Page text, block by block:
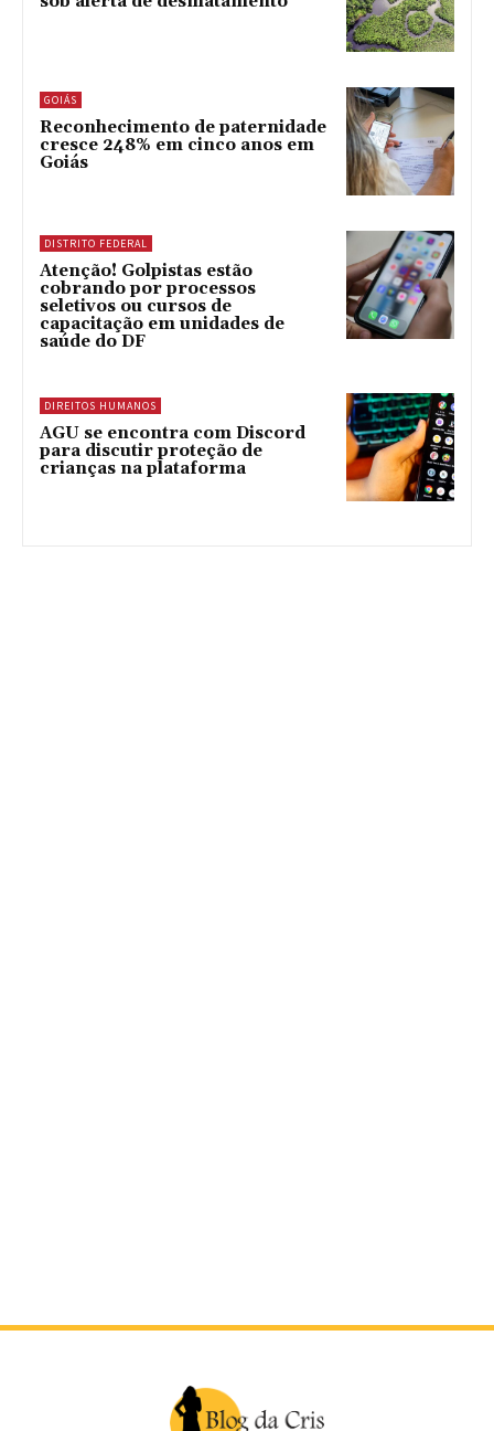
GOIÁS
Reconhecimento de paternidade
cresce 248% em cinco anos em
Goiás
DISTRITO FEDERAL
Atenção! Golpistas estão
cobrando por processos
seletivos ou cursos de
capacitação em unidades de
saúde do DF
DIREITOS HUMANOS
AGU se encontra com Discord
para discutir proteção de
crianças na plataforma